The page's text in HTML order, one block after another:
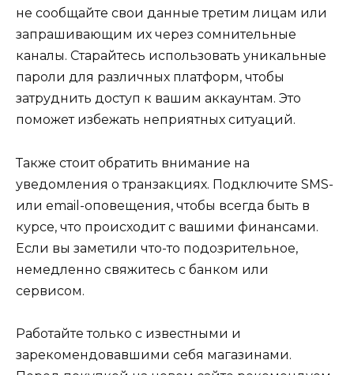
не сообщайте свои данные третим лицам или
запрашивающим их через сомнительные
каналы. Старайтесь использовать уникальные
пароли для различных платформ, чтобы
затруднить доступ к вашим аккаунтам. Это
поможет избежать неприятных ситуаций.
Также стоит обратить внимание на
уведомления о транзакциях. Подключите SMS-
или email-оповещения, чтобы всегда быть в
курсе, что происходит с вашими финансами.
Если вы заметили что-то подозрительное,
немедленно свяжитесь с банком или
сервисом.
Работайте только с известными и
зарекомендовавшими себя магазинами.